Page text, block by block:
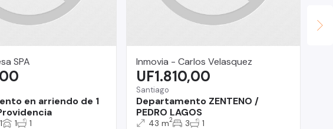
SPA
en arriendo de 1
1 1 1
Inmovia - Carlos Velasquez
Santiago
Departamento ZENTENO /
PEDRO LAGOS
UF1.810,00
43 m2 3 1